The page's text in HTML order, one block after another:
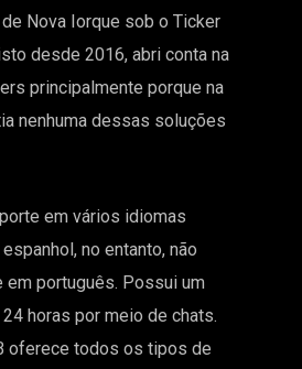
Nova Iorque sob o Ticker
desde 2016, abri conta na
principalmente porque na
nenhuma dessas soluções
em vários idiomas
no entanto, não
português. Possui um
horas por meio de chats.
oferece todos os tipos de